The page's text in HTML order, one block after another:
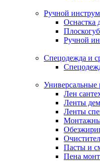
Ручной
Оснастка
Ручной
Спецодежда и
Универсальные
Лен
Ленты
Ленты
Пасты и
Пена